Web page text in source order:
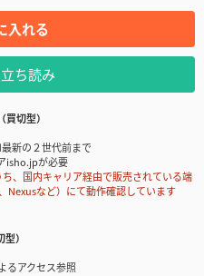
入れる
ち読み
切型）
新の２世代前まで
isho.jpが必要
、国内キャリア経由で販売されている端
Nexusなど）にて動作確認しています
）
るアクセス参照